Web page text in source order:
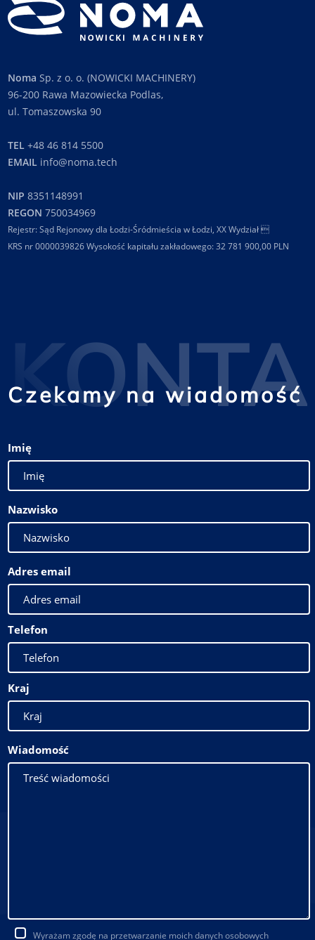
Noma Sp. z o. o. (NOWICKI MACHINERY)
96-200 Rawa Mazowiecka Podlas,
ul. Tomaszowska 90
TEL +48 46 814 5500
EMAIL info@noma.tech
NIP 8351148991
REGON 750034969
Rejestr: Sąd Rejonowy dla Łodzi-Śródmieścia w Łodzi, XX Wydział 
KRS nr 0000039826 Wysokość kapitału zakładowego: 32 781 900,00 PLN
Czekamy na wiadomość
Imię
Nazwisko
Adres email
Telefon
Kraj
Wiadomość
Wyrażam zgodę na przetwarzanie moich danych osobowych